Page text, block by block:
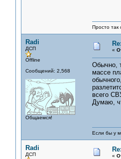
Просто так
Radi
ДСП
Offline
Сообщений: 2,568
Общаемся!
«
Обычно,
массе
всего
Думаю,
Если бы у
Radi
ДСП «